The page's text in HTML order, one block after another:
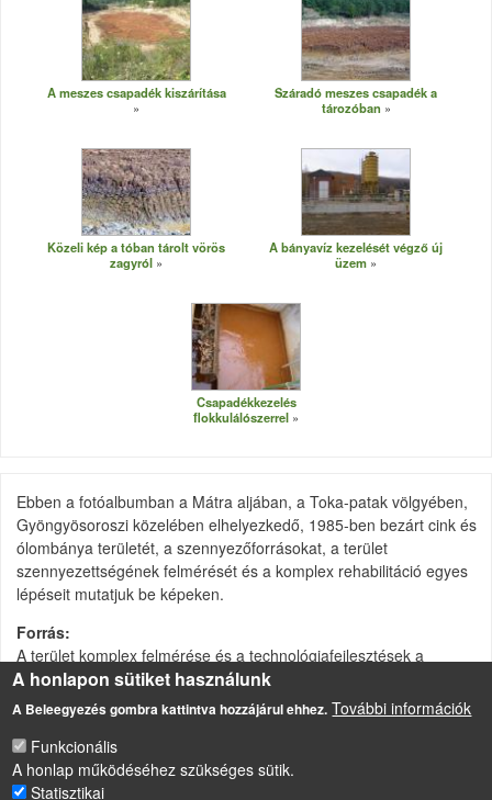
A meszes csapadék kiszárítása
Száradó meszes csapadék a
tározóban
Közeli kép a tóban tárolt vörös
zagyról
A bányavíz kezelését végző új
üzem
Csapadékkezelés
flokkulálószerrel
Ebben a fotóalbumban a Mátra aljában, a Toka-patak völgyében,
Gyöngyösoroszi közelében elhelyezkedő, 1985-ben bezárt cink és
ólombánya területét, a szennyezőforrásokat, a terület
szennyezettségének felmérését és a komplex rehabilitáció egyes
lépéseit mutatjuk be képeken.
Forrás
A terület komplex felmérése és a technológiafejlesztések a
BÁNYAREM Projekt (GVOP-3.1.1.-2004-05-0261/3.0) és a MOKKA
Projekt (NKFP 3-020-05) finanszírozásával történtek.
LÁBLÉC
Impresszum
A honlapon sütiket használunk
A Beleegyezés gombra kattintva hozzájárul ehhez. További információk
Funkcionális
A honlap működéséhez szükséges sütik.
Statisztikai